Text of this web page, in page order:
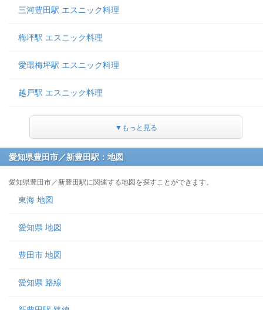
三河豊田駅 エスニック料理
梅坪駅 エスニック料理
愛環梅坪駅 エスニック料理
越戸駅 エスニック料理
▼もっと見る
愛知県豊田市／新豊田駅：地図
愛知県豊田市／新豊田駅に関連する地図を探すことができます。
東海 地図
愛知県 地図
豊田市 地図
愛知県 路線